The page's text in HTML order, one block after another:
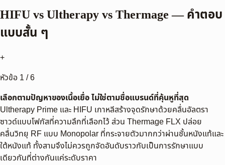
HIFU vs Ultherapy vs Thermage — คำตอบ
แบบสั้น ๆ
+
หัวข้อ 1/6
เลือกตามปัญหาของเนื้อเยื่อ ไม่ใช่ตามชื่อแบรนด์ที่คุ้นหูที่สุด
Ultherapy Prime และ HIFU เกาหลีสร้างจุดรักษาด้วยคลื่นอัลตรา
ซาวด์แบบโฟกัสที่ความลึกที่เลือกไว้ ส่วน Thermage FLX ปล่อย
คลื่นวิทยุ RF แบบ Monopolar ที่กระจายตัวมากกว่าผ่านชั้นหนังแท้และ
ใต้หนังแท้ ทั้งสามจึงไม่ควรถูกจัดอันดับราวกับเป็นการรักษาแบบ
เดียวกันที่ต่างกันแค่ระดับราคา